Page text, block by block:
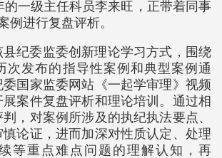
的一级主任科员李来旺，正带着同事
例进行复盘评析。
纪委监委创新理论学习方式，围绕
次发布的指导性案例和典型案例通
国家监委网站《一起学审理》视频
案件复盘评析和理论培训。通过相
，对案例所涉及的执纪执法要点、
论证，进而加深对性质认定、处理
等重点难点问题的理解认知，再